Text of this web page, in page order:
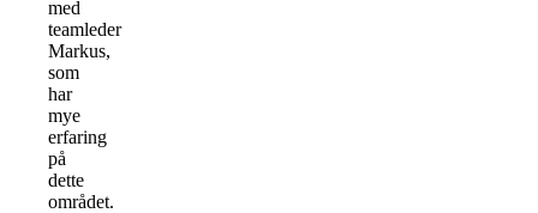
med
teamleder
Markus,
som
har
mye
erfaring
på
dette
området.